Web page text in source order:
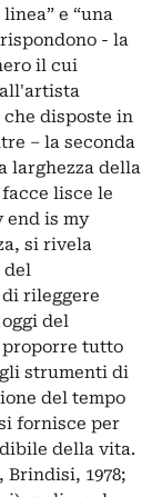
e “una
- la
il cui
disposte in
– la seconda
larghezza della
lisce le
end is my
si rivela
del
rileggere
del
tutto
strumenti di
del tempo
fornisce per
della vita.
Brindisi, 1978;